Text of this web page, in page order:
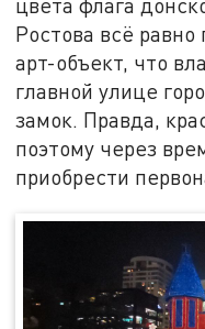
цвета флага
Ростова всё равно
арт-объект, что
главной улице
замок. Правда,
поэтому через
приобрести